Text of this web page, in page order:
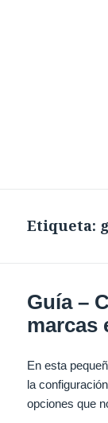
Etiqueta:
Guía –
marcas
En esta
la
opciones que